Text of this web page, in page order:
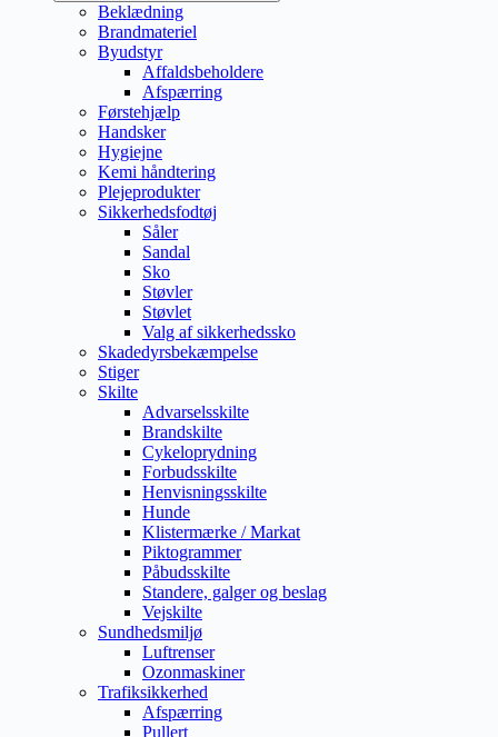
Beklædning
Brandmateriel
Byudstyr
Affaldsbeholdere
Afspærring
Førstehjælp
Handsker
Hygiejne
Kemi håndtering
Plejeprodukter
Sikkerhedsfodtøj
Såler
Sandal
Sko
Støvler
Støvlet
Valg af sikkerhedssko
Skadedyrsbekæmpelse
Stiger
Skilte
Advarselsskilte
Brandskilte
Cykeloprydning
Forbudsskilte
Henvisningsskilte
Hunde
Klistermærke / Markat
Piktogrammer
Påbudsskilte
Standere, galger og beslag
Vejskilte
Sundhedsmiljø
Luftrenser
Ozonmaskiner
Trafiksikkerhed
Afspærring
Pullert